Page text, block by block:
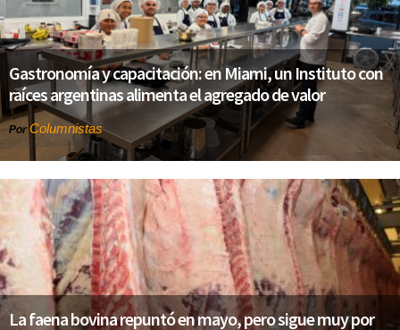
Gastronomía y capacitación: en Miami, un Instituto con
raíces argentinas alimenta el agregado de valor
Por Columnistas
La faena bovina repuntó en mayo, pero sigue muy por